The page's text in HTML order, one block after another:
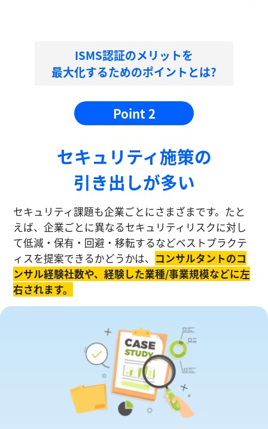
ISMS認証のメリットを
最大化するためのポイントとは?
Point 2
セキュリティ施策の
引き出しが多い
セキュリティ課題も企業ごとにさまざまです。たと
えば、企業ごとに異なるセキュリティリスクに対し
て低減・保有・回避・移転するなどベストプラクテ
ィスを提案できるかどうかは、 コンサルタントのコ
ンサル経験社数や、経験した業種/事業規模などに左
右されます。